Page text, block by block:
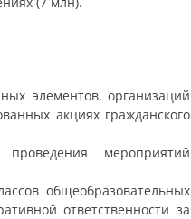
элементов, организаций
акциях гражданского
мероприятий
общеобразовательных
ответственности за